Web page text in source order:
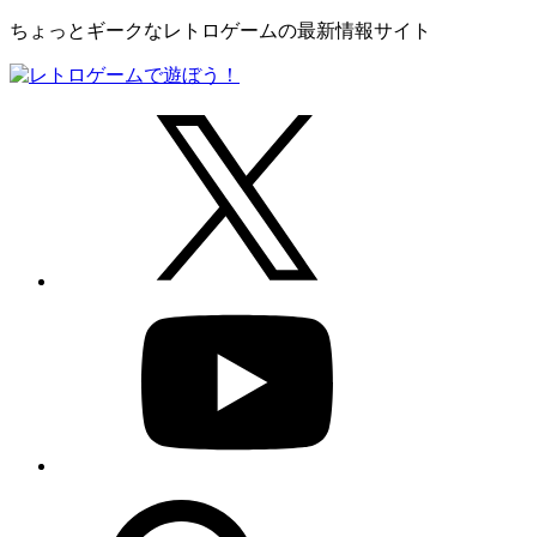
ちょっとギークなレトロゲームの最新情報サイト